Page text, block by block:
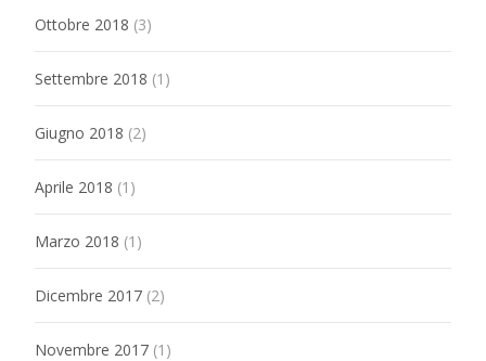
Ottobre 2018 (3)
Settembre 2018 (1)
Giugno 2018 (2)
Aprile 2018 (1)
Marzo 2018 (1)
Dicembre 2017 (2)
Novembre 2017 (1)